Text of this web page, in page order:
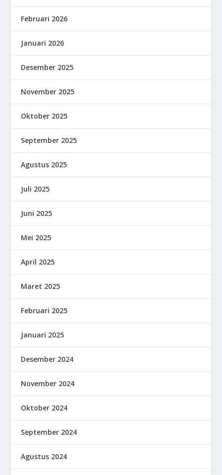
Februari 2026
Januari 2026
Desember 2025
November 2025
Oktober 2025
September 2025
Agustus 2025
Juli 2025
Juni 2025
Mei 2025
April 2025
Maret 2025
Februari 2025
Januari 2025
Desember 2024
November 2024
Oktober 2024
September 2024
Agustus 2024